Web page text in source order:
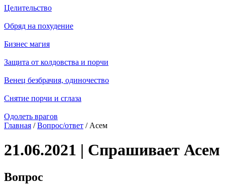
Целительство
Обряд на похудение
Бизнес магия
Защита от колдовства и порчи
Венец безбрачия, одиночество
Снятие порчи и сглаза
Одолеть врагов
Главная /Вопрос/ответ / Асем
21.06.2021 | Спрашивает Асем
Вопрос